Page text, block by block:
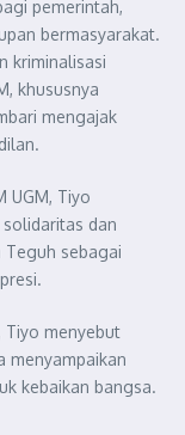
pemerintah,
bermasyarakat.
kriminalisasi
khususnya
mengajak
UGM, Tiyo
dan
sebagai
Tiyo menyebut
menyampaikan
kebaikan bangsa.